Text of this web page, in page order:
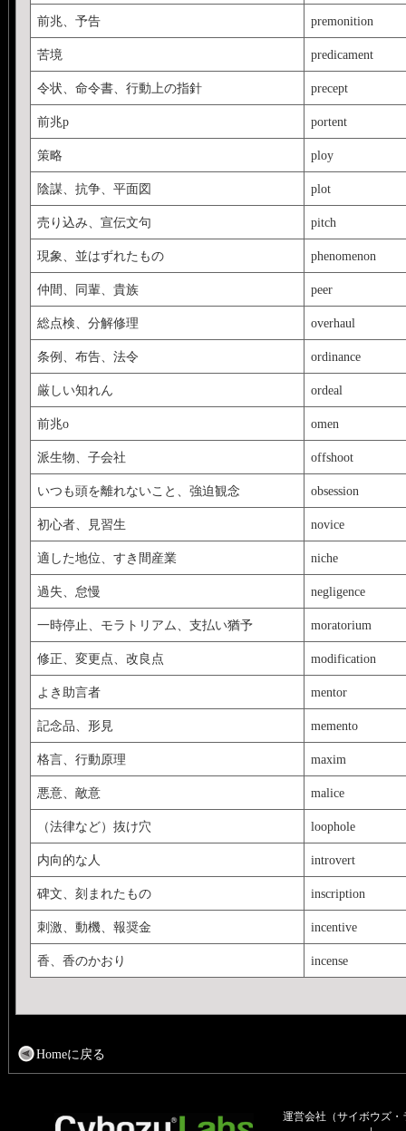
前兆、予告 premonition
苦境 predicament
令状、命令書、行動上の指針 precept
前兆p portent
策略 ploy
陰謀、抗争、平面図 plot
売り込み、宣伝文句 pitch
現象、並はずれたもの phenomenon
仲間、同輩、貴族 peer
総点検、分解修理 overhaul
条例、布告、法令 ordinance
厳しい知れん ordeal
前兆o omen
派生物、子会社 offshoot
いつも頭を離れないこと、強迫観念 obsession
初心者、見習生 novice
適した地位、すき間産業 niche
過失、怠慢 negligence
一時停止、モラトリアム、支払い猶予 moratorium
修正、変更点、改良点 modification
よき助言者 mentor
記念品、形見 memento
格言、行動原理 maxim
悪意、敵意 malice
（法律など）抜け穴 loophole
内向的な人 introvert
碑文、刻まれたもの inscription
刺激、動機、報奨金 incentive
香、香のかおり incense
Homeに戻る
運営会社（サイボウズ・